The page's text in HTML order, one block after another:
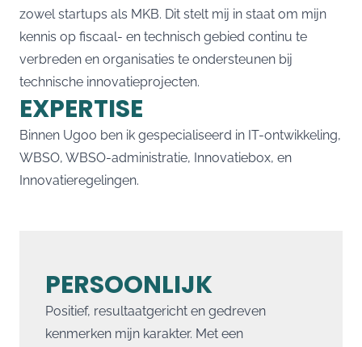
zowel startups als MKB. Dit stelt mij in staat om mijn
kennis op fiscaal- en technisch gebied continu te
verbreden en organisaties te ondersteunen bij
technische innovatieprojecten.
EXPERTISE
Binnen Ugoo ben ik gespecialiseerd in IT-ontwikkeling,
WBSO, WBSO-administratie, Innovatiebox, en
Innovatieregelingen.
PERSOONLIJK
Positief, resultaatgericht en gedreven
kenmerken mijn karakter. Met een